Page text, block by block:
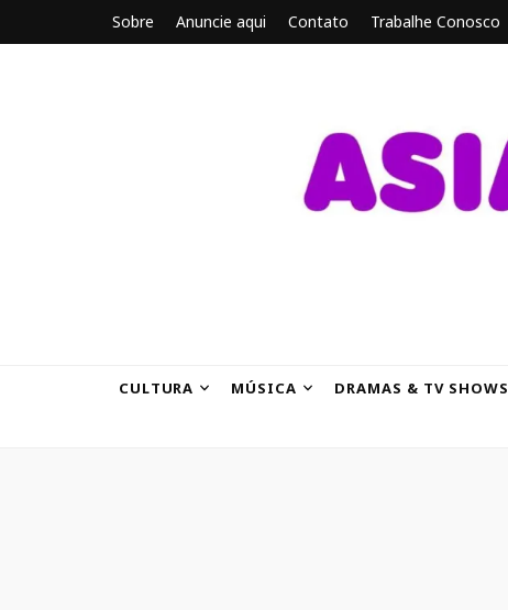
Sobre Anuncie aqui Contato Trabalhe Conosco
CULTURA MÚSICA DRAMAS & TV SHOWS